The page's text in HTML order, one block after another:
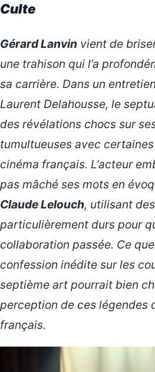
Culte
Gérard Lanvin vient de
une trahison qui l’a
sa carrière. Dans un
Laurent Delahousse, le
des révélations chocs sur
tumultueuses avec
cinéma français. L’acteur
pas mâché ses mots en
Claude Lelouch, utilisant
particulièrement durs pour
collaboration passée. Ce
confession inédite sur les
septième art pourrait bien
perception de ces légendes
français.